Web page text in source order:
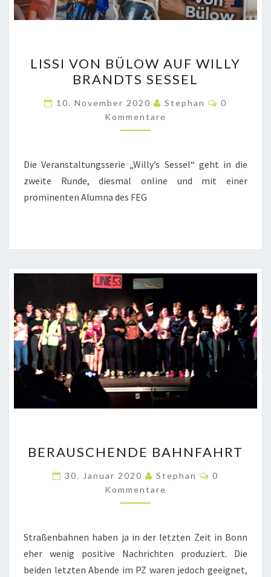
VON
BÜLOW
AUF
WILLY
BRANDTS
LISSI VON BÜLOW AUF WILLY
BRANDTS SESSEL
10. November 2020 Stephan
0
Kommentare
Die Veranstaltungsserie „Willy’s Sessel“ geht in die
zweite Runde, diesmal online und mit einer
prominenten Alumna des FEG
BAHNFAHRT
BERAUSCHENDE BAHNFAHRT
30. Januar 2020 Stephan Kommentare
0
Kommentare
Straßenbahnen haben ja in der letzten Zeit in Bonn
eher wenig positive Nachrichten produziert. Die
beiden letzten Abende im PZ waren jedoch geeignet,